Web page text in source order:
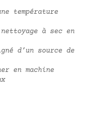
température
à sec en
d’un source de
en machine